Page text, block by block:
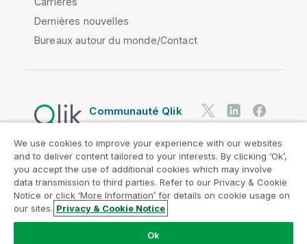
Dernières nouvelles
Bureaux autour du monde/Contact
Communauté Qlik
Contrats juridiques
Conditions d'utilisation des produits
Legal Policies
Conditions légales
Conditions d'utilisation
Marques
Do Not Share My Info
Copyright © 1993-2026 QlikTech International AB. Tous
We use cookies to improve your experience with our websites
and to deliver content tailored to your interests. By clicking ‘Ok’,
you accept the use of additional cookies which may involve
data transmission to third parties. Refer to our Privacy & Cookie
Notice or click ‘More Information’ for details on cookie usage on
our sites. Privacy & Cookie Notice
Ok